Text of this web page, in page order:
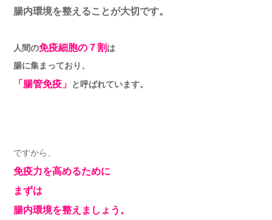
腸内環境を整えることが大切です。
人間の免疫細胞の７割は
腸に集まっており、
「腸管免疫」 と呼ばれています。
ですから、
免疫力を高めるために
まずは
腸内環境を整えましょう。